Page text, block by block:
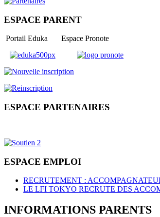
ESPACE PARENT
Portail Eduka Espace Pronote
ESPACE PARTENAIRES
ESPACE EMPLOI
RECRUTEMENT :
LE LFI TOKYO RECRUTE DES
INFORMATIONS PARENTS